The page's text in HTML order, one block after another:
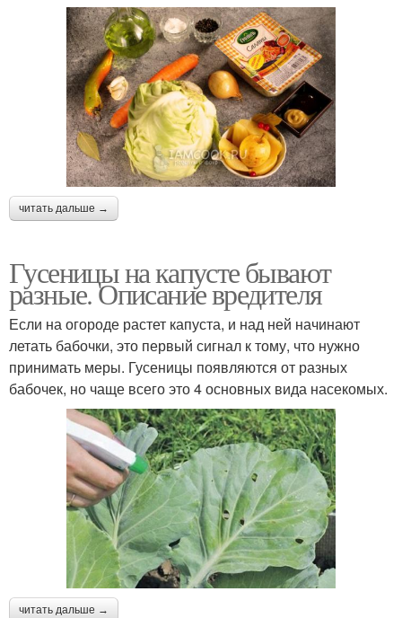
читать дальше →
Гусеницы на капусте бывают
разные. Описание вредителя
Если на огороде растет капуста, и над ней начинают
летать бабочки, это первый сигнал к тому, что нужно
принимать меры. Гусеницы появляются от разных
бабочек, но чаще всего это 4 основных вида насекомых.
читать дальше →